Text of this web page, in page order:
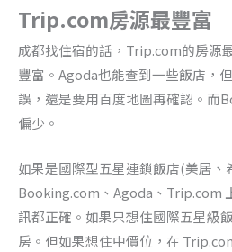
Trip.com房源最豐富
成都找住宿的話，Trip.com的房源
豐富。Agoda也能查到一些飯店，
誤，還是要用百度地圖再確認。而
偏少。
如果是國際型五星連鎖飯店(美居、
Booking.com、Agoda、Trip.com
訊都正確。如果只想住國際五星級
房。但如果想住中價位，在